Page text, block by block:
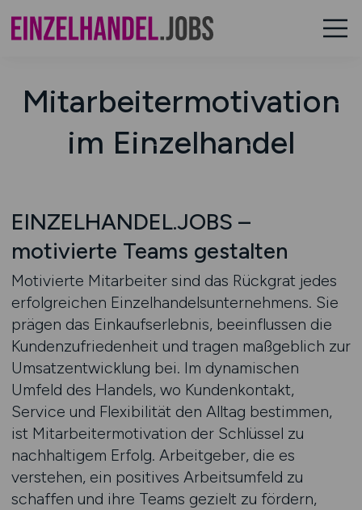
Mitarbeitermotivation
im Einzelhandel
EINZELHANDEL.JOBS –
motivierte Teams gestalten
Motivierte Mitarbeiter sind das Rückgrat jedes
erfolgreichen Einzelhandelsunternehmens. Sie
prägen das Einkaufserlebnis, beeinflussen die
Kundenzufriedenheit und tragen maßgeblich zur
Umsatzentwicklung bei. Im dynamischen
Umfeld des Handels, wo Kundenkontakt,
Service und Flexibilität den Alltag bestimmen,
ist Mitarbeitermotivation der Schlüssel zu
nachhaltigem Erfolg. Arbeitgeber, die es
verstehen, ein positives Arbeitsumfeld zu
schaffen und ihre Teams gezielt zu fördern,